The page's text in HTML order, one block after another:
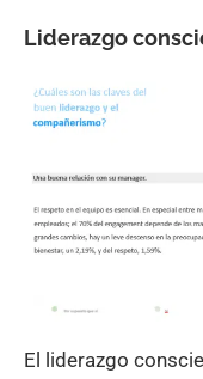
Liderazgo
El liderazgo